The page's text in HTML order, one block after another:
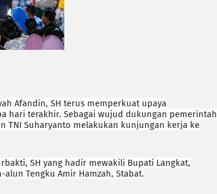
Afandin, SH terus memperkuat upaya
hari terakhir. Sebagai wujud dukungan pemerintah
TNI Suharyanto melakukan kunjungan kerja ke
SH yang hadir mewakili Bupati Langkat,
Tengku Amir Hamzah, Stabat.